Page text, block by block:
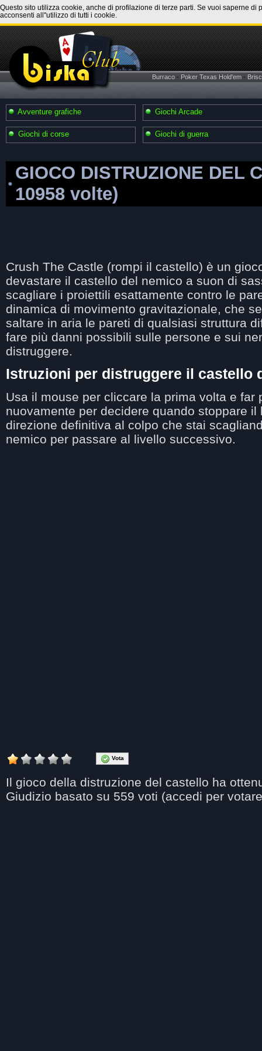
Questo sito utilizza cookie, anche di profilazione di terze parti. Se vuoi saperne
acconsenti all''utilizzo di tutti i cookie.
Burraco - Poker Texas Hold'em -
Avventure grafiche Giochi Arcade
Giochi di corse Giochi di guerra
GIOCO DISTRUZIONE DEL
10958 volte)
Crush The Castle (rompi il castello) è un
devastare il castello del nemico a suon di
scagliare i proiettili esattamente contro le
dinamica di movimento gravitazionale, che
saltare in aria le pareti di qualsiasi struttura
fare più danni possibili sulle persone e sui
distruggere.
Istruzioni per distruggere il castello
Usa il mouse per cliccare la prima volta e far
nuovamente per decidere quando stoppare
direzione definitiva al colpo che stai
nemico per passare al livello successivo.
Vota
Il gioco della distruzione del castello ha
Giudizio basato su 559 voti (accedi per